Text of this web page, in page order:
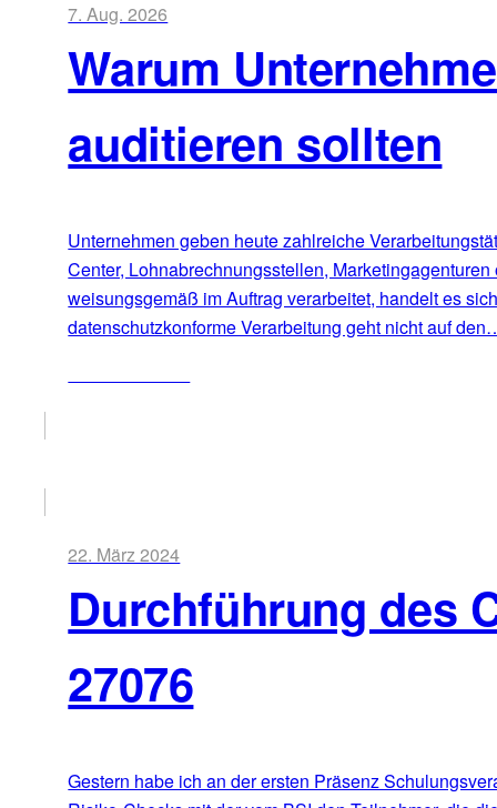
7. Aug. 2026
Warum
auditieren sollten
Unternehmen geben heute zahlreiche
Center, Lohnabrechnungsstellen,
weisungsgemäß im Auftrag verarbeitet, handelt es
datenschutzkonforme Verarbeitung geht nicht auf
22. März 2024
Durchführung des
27076
Gestern habe ich an der ersten Präsenz